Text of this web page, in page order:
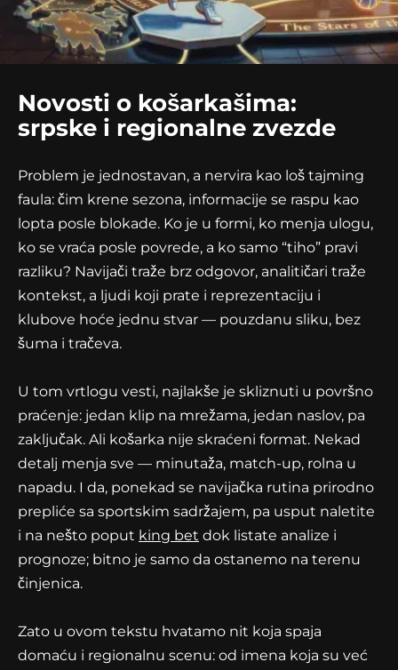
Novosti o košarkašima:
srpske i regionalne zvezde
Problem je jednostavan, a nervira kao loš tajming
faula: čim krene sezona, informacije se raspu kao
lopta posle blokade. Ko je u formi, ko menja ulogu,
ko se vraća posle povrede, a ko samo “tiho” pravi
razliku? Navijači traže brz odgovor, analitičari traže
kontekst, a ljudi koji prate i reprezentaciju i
klubove hoće jednu stvar — pouzdanu sliku, bez
šuma i tračeva.
U tom vrtlogu vesti, najlakše je skliznuti u površno
praćenje: jedan klip na mrežama, jedan naslov, pa
zaključak. Ali košarka nije skraćeni format. Nekad
detalj menja sve — minutaža, match-up, rolna u
napadu. I da, ponekad se navijačka rutina prirodno
prepliće sa sportskim sadržajem, pa usput naletite
i na nešto poput king bet dok listate analize i
prognoze; bitno je samo da ostanemo na terenu
činjenica.
Zato u ovom tekstu hvatamo nit koja spaja
domaću i regionalnu scenu: od imena koja su već